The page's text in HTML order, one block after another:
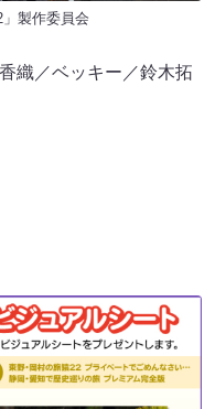
製作委員会
織／ベッキー／鈴木拓